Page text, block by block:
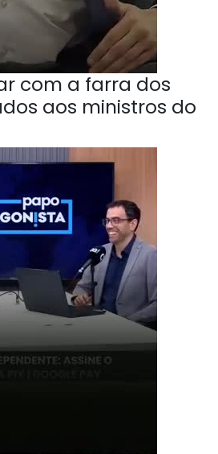
com a farra dos
aos ministros do